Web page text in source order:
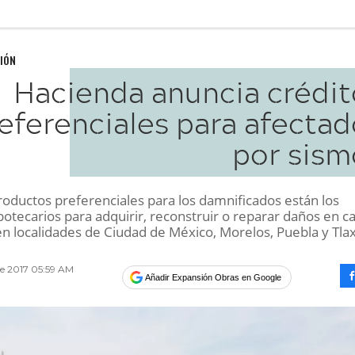
Hacienda anuncia
para
por
preferenciales para los damnificados están los
para adquirir, reconstruir o reparar daños en
localidades de Ciudad de México, Morelos, Puebla y
2017 05:59 AM
Añadir Expansión Obras en Google